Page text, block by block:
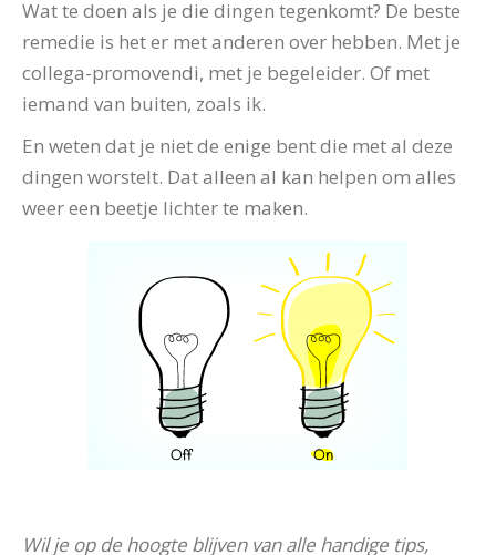
Wat te doen als je die dingen tegenkomt? De beste
remedie is het er met anderen over hebben. Met je
collega-promovendi, met je begeleider. Of met
iemand van buiten, zoals ik.
En weten dat je niet de enige bent die met al deze
dingen worstelt. Dat alleen al kan helpen om alles
weer een beetje lichter te maken.
Wil je op de hoogte blijven van alle handige tips,